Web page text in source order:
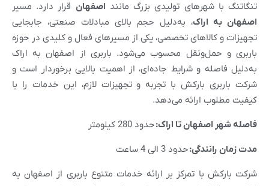
تنگاتنگ با شهرهای تولیدی بزرگ مانند اصفهان قرار دارد. مسیر
اصفهان به اراک، به‌دلیل حجم بالای مبادلات صنعتی، جابجایی
تجهیزات و کالاهای تخصصی، یکی از مسیرهای فعال و کلیدی در حوزه
باربری و حمل‌ونقل محسوب می‌شود. باربری از اصفهان به اراک
به‌دلیل فاصله و شرایط جاده‌ای، از اهمیت بالایی برخوردار است و
شرکت باربری بارکش با تجربه و تجهیزات لازم، این خدمات را با
کیفیت مطلوب ارائه می‌دهد.
فاصله شهر اصفهانتا اراک:حدود 280 کیلومتر
مدت زمان رانندگی:حدود 3 الی 4 ساعت
شرکت بارکش با تمرکز بر ارائه خدمات متنوع باربری از اصفهان به